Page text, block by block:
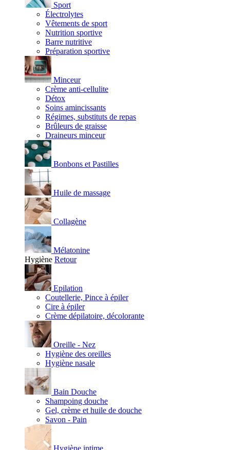
Sport
Électrolytes
Vêtements de sport
Nutrition sportive
Barre nutritive
Préparation sportive
Minceur
Crème anti-cellulite
Détox
Soins amincissants
Régimes, substituts de repas
Brûleurs de graisse
Draineurs minceur
Bonbons et Pastilles
Huile de massage
Collagène
Mélatonine
Hygiène Retour
Epilation
Coutellerie, Pince à épiler
Cire à épiler
Crème dépilatoire, décolorante
Oreille - Nez
Hygiène des oreilles
Hygiène nasale
Bain Douche
Shampoing douche
Gel, crème et huile de douche
Savon - Pain
Hygiène intime